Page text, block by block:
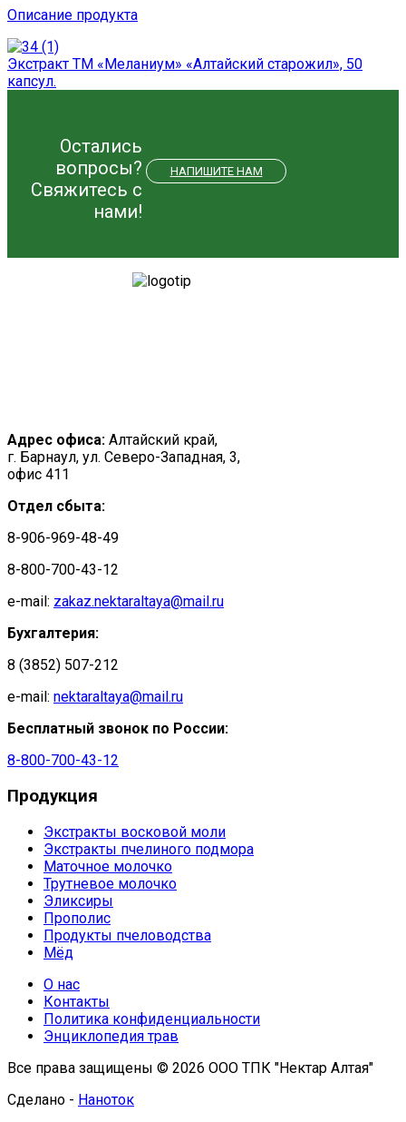
Описание продукта
Экстракт ТМ «Меланиум» «Алтайский старожил», 50
капсул.
Остались
вопросы?
Свяжитесь с
нами!
НАПИШИТЕ НАМ
Адрес офиса: Алтайский край,
г. Барнаул, ул. Северо-Западная, 3,
офис 411
Отдел сбыта:
8-906-969-48-49
8-800-700-43-12
e-mail: zakaz.nektaraltaya@mail.ru
Бухгалтерия:
8 (3852) 507-212
e-mail: nektaraltaya@mail.ru
Бесплатный звонок по России:
8-800-700-43-12
Продукция
Экстракты восковой моли
Экстракты пчелиного подмора
Маточное молочко
Трутневое молочко
Эликсиры
Прополис
Продукты пчеловодства
Мёд
О нас
Контакты
Политика конфиденциальности
Энциклопедия трав
Все права защищены © 2026 ООО ТПК "Нектар Алтая"
Сделано - Наноток